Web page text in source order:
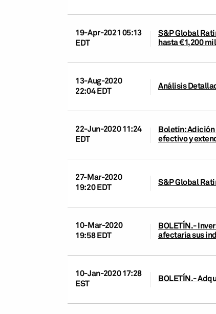
19-Apr-2021 05:13
EDT
S&P Global
hasta €1,200
13-Aug-2020
22:04 EDT
Análisis
22-Jun-2020 11:24
EDT
Boletín: Adición
efectivo y
27-Mar-2020
19:20 EDT
S&P Global
10-Mar-2020
19:58 EDT
BOLETÍN.-
afectaría sus
10-Jan-2020 17:28
EST
BOLETÍN.-